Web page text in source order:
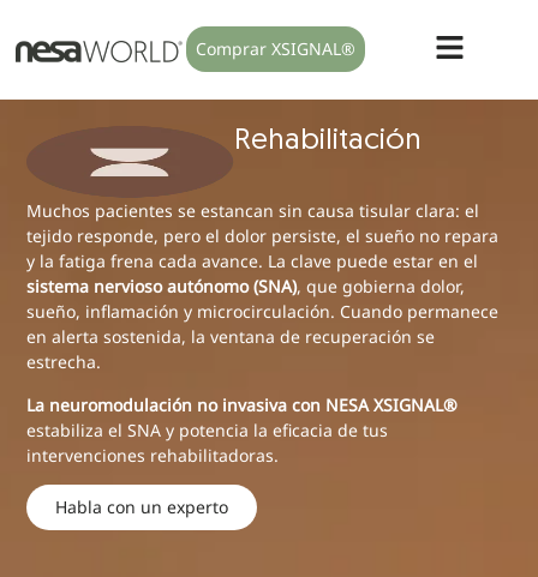
Comprar XSIGNAL®
Rehabilitación
Muchos pacientes se estancan sin causa tisular clara: el
tejido responde, pero el dolor persiste, el sueño no repara
y la fatiga frena cada avance. La clave puede estar en el
sistema nervioso autónomo (SNA), que gobierna dolor,
sueño, inflamación y microcirculación. Cuando permanece
en alerta sostenida, la ventana de recuperación se
estrecha.
La neuromodulación no invasiva con NESA XSIGNAL®
estabiliza el SNA y potencia la eficacia de tus
intervenciones rehabilitadoras.
Habla con un experto